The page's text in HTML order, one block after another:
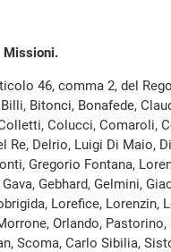
Missioni.
46, comma 2, del
Bitonci, Bonafede,
Colucci, Comaroli,
Re, Delrio, Luigi Di Maio,
Gregorio Fontana,
Gebhard, Gelmini,
Lorefice, Lorenzin,
Orlando, Pastorino,
Scoma, Carlo Sibilia,